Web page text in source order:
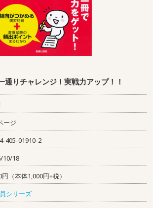
通りチャレンジ！実戦力アップ！！
ージ
405-01910-2
10/18
円（本体1,000円+税）
シリーズ